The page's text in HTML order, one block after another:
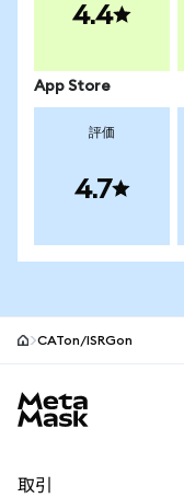
4.4
App Store
評価
4.7
CATon/ISRGon
取引